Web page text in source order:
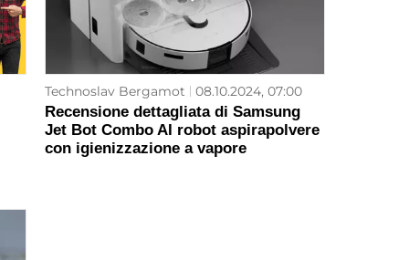
Technoslav Bergamot 08.10.2024, 07:00
Recensione dettagliata di Samsung
Jet Bot Combo AI robot aspirapolvere
con igienizzazione a vapore